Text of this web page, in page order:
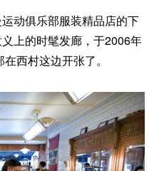
动俱乐部服装精品店的下
上的时髦发廊，于2006年
西村这边开张了。